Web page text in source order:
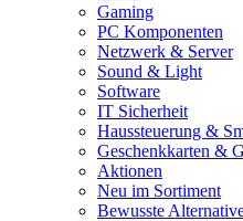
Gaming
PC Komponenten
Netzwerk & Server
Sound & Light
Software
IT Sicherheit
Haussteuerung &
Geschenkkarten &
Aktionen
Neu im Sortiment
Bewusste